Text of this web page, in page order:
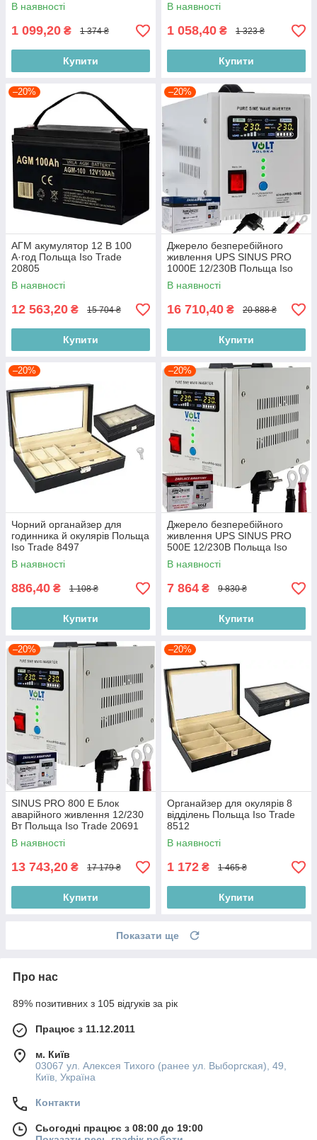
В наявності
1 099,20 ₴ 1 374 ₴
Купити
В наявності
1 058,40 ₴ 1 323 ₴
Купити
–20%
АГМ акумулятор 12 В 100
А·год Польща Iso Trade
20805
В наявності
12 563,20 ₴ 15 704 ₴
Купити
–20%
Джерело безперебійного
живлення UPS SINUS PRO
1000E 12/230В Польща Iso
Trade 20784
В наявності
16 710,40 ₴ 20 888 ₴
Купити
–20%
Чорний органайзер для
годинника й окулярів Польща
Iso Trade 8497
В наявності
886,40 ₴ 1 108 ₴
Купити
–20%
Джерело безперебійного
живлення UPS SINUS PRO
500E 12/230В Польща Iso
Trade 20783
В наявності
7 864 ₴ 9 830 ₴
Купити
–20%
SINUS PRO 800 E Блок
аварійного живлення 12/230
Вт Польща Iso Trade 20691
В наявності
13 743,20 ₴ 17 179 ₴
Купити
–20%
Органайзер для окулярів 8
відділень Польща Iso Trade
8512
В наявності
1 172 ₴ 1 465 ₴
Купити
Показати ще
Про нас
89% позитивних з 105 відгуків за рік
Працює з 11.12.2011
м. Київ
03067 ул. Алексея Тихого (ранее ул. Выборгская), 49,
Київ, Україна
Контакти
Сьогодні працює з 08:00 до 19:00